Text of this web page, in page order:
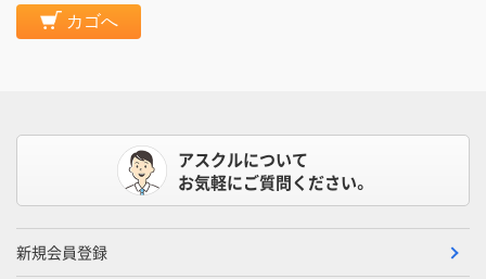
カゴへ
アスクルについて
お気軽にご質問ください。
新規会員登録